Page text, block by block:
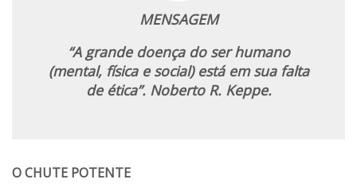
MENSAGEM
“A grande doença do ser humano
(mental, física e social) está em sua falta
de ética”. Noberto R. Keppe.
O CHUTE POTENTE